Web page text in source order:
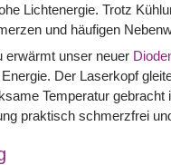
Lichtenergie. Trotz
und häufigen
erwärmt unser neuer
Der Laserkopf
Temperatur
praktisch schmerzfrei